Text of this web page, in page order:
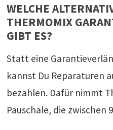
WELCHE
THERMOMIX
GIBT ES?
Statt eine
kannst Du Reparaturen
bezahlen. Dafür nimmt
Pauschale, die zwischen